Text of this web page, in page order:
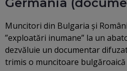
Muncitori din Bulgaria şi
”exploatări inumane” la un
dezvăluie un documentar
trimis o muncitoare bulgăroaică